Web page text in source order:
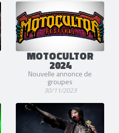
MOTOCULTOR
2024
Nouvelle annonce de
groupes
30/11/2023